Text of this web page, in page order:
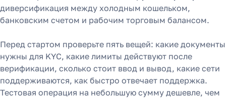
диверсификация между холодным кошельком,
банковским счетом и рабочим торговым балансом.
Перед стартом проверьте пять вещей: какие документы
нужны для KYC, какие лимиты действуют после
верификации, сколько стоит ввод и вывод, какие сети
поддерживаются, как быстро отвечает поддержка.
Тестовая операция на небольшую сумму дешевле, чем